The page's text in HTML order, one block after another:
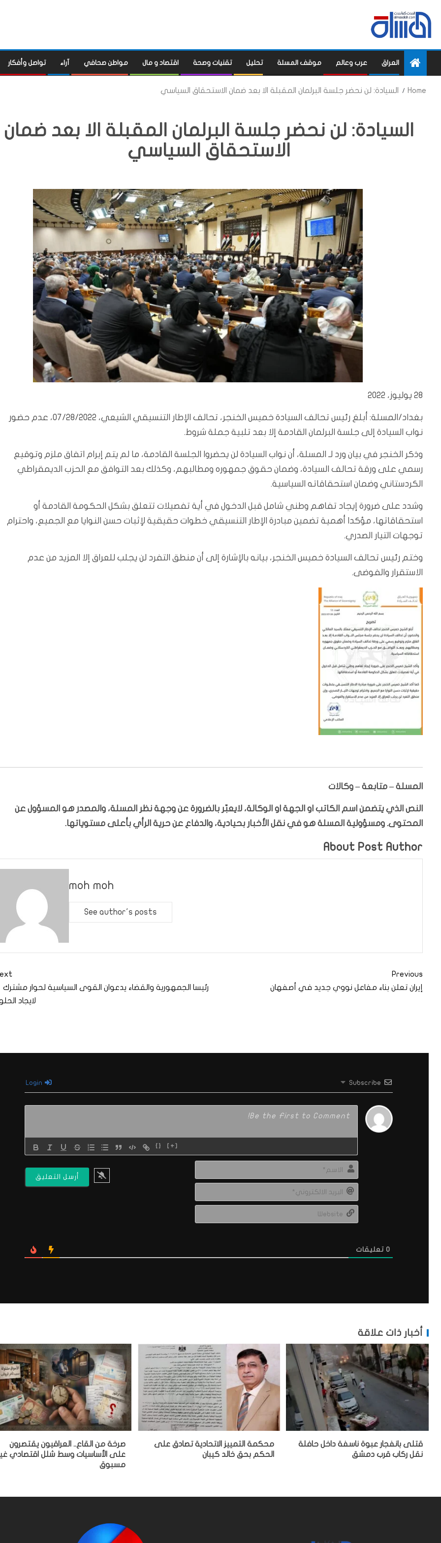
العراق عرب وعالم موقف المسلة تحليل تقنيات وصحة اقتصاد و مال مواطن صحافي آراء تواصل وأفكار
Home السيادة: لن نحضر جلسة البرلمان المقبلة الا بعد ضمان الاستحقاق السياسي
السيادة: لن نحضر جلسة البرلمان المقبلة الا بعد ضمان
الاستحقاق السياسي
28 يوليوز، 2022
بغداد/المسلة: أبلغ رئيس تحالف السيادة خميس الخنجر، تحالف الإطار التنسيقي الشيعي، 07/28/2022، عدم حضور
نواب السيادة إلى جلسة البرلمان القادمة إلا بعد تلبية جملة شروط.
وذكر الخنجر في بيان ورد لـ المسلة، أن نواب السيادة لن يحضروا الجلسة القادمة، ما لم يتم إبرام اتفاق ملزم وتوقيع
رسمي على ورقة تحالف السيادة، وضمان حقوق جمهوره ومطالبهم، وكذلك بعد التوافق مع الحزب الديمقراطي
الكردستاني وضمان استحقاقاته السياسية.
وشدد على ضرورة إيجاد تفاهم وطني شامل قبل الدخول في أية تفصيلات تتعلق بشكل الحكومة القادمة أو
استحقاقاتها، مؤكدا أهمية تضمين مبادرة الإطار التنسيقي خطوات حقيقية لإثبات حسن النوايا مع الجميع، واحترام
توجهات التيار الصدري.
وختم رئيس تحالف السيادة خميس الخنجر، بيانه بالإشارة إلى أن منطق التفرد لن يجلب للعراق إلا المزيد من عدم
الاستقرار والفوضى.
المسلة – متابعة – وكالات
النص الذي يتضمن اسم الكاتب او الجهة او الوكالة، لايعبّر بالضرورة عن وجهة نظر المسلة، والمصدر هو المسؤول عن
المحتوى. ومسؤولية المسلة هو في نقل الأخبار بحيادية، والدفاع عن حرية الرأي بأعلى مستوياتها.
About Post Author
moh moh
See author's posts
Previous
إيران تعلن بناء مفاعل نووي جديد في أصفهان
رئيسا الجمهورية والقضاء يدعوان القوى السياسية لحوار مشترك
لايجاد
Subscribe
{} [+]
0 تعليقات
أخبار ذات علاقة
قتلى بانفجار عبوة ناسفة داخل حافلة
نقل ركاب قرب دمشق
محكمة التمييز الاتحادية تصادق على
الحكم بحق خالد كيبان
صرخة من القاع.. العراقيون يقتصرون
على الأساسيات وسط شلل اقتصادي
مسبوق